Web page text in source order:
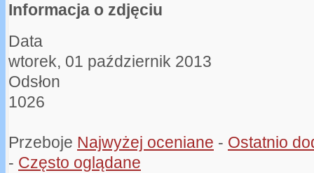
Informacja o zdjęciu
Data
wtorek, 01 październik 2013
Odsłon
1026
Przeboje Najwyżej oceniane - Ostatnio
- Często oglądane